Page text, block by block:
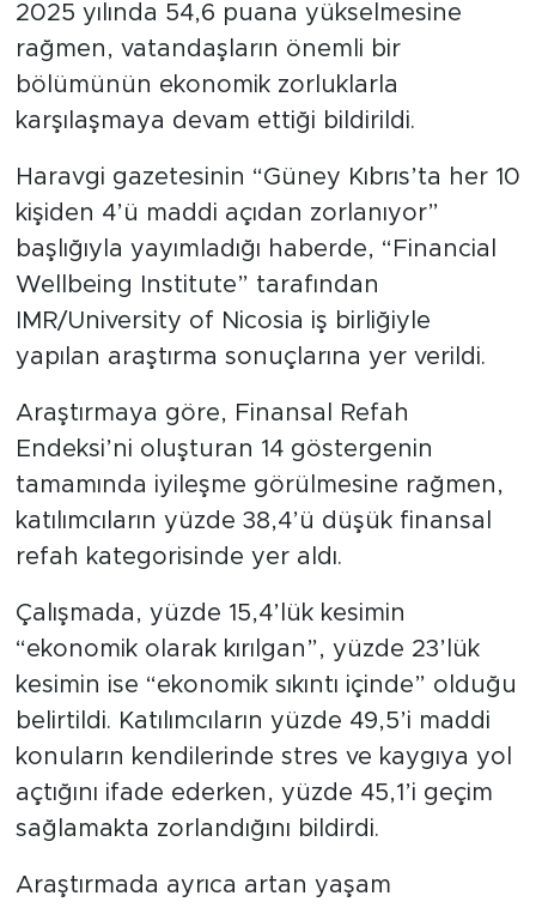
2025 yılında 54,6 puana yükselmesine
rağmen, vatandaşların önemli bir
bölümünün ekonomik zorluklarla
karşılaşmaya devam ettiği bildirildi.
Haravgi gazetesinin “Güney Kıbrıs’ta her 10
kişiden 4’ü maddi açıdan zorlanıyor”
başlığıyla yayımladığı haberde, “Financial
Wellbeing Institute” tarafından
IMR/University of Nicosia iş birliğiyle
yapılan araştırma sonuçlarına yer verildi.
Araştırmaya göre, Finansal Refah
Endeksi’ni oluşturan 14 göstergenin
tamamında iyileşme görülmesine rağmen,
katılımcıların yüzde 38,4’ü düşük finansal
refah kategorisinde yer aldı.
Çalışmada, yüzde 15,4’lük kesimin
“ekonomik olarak kırılgan”, yüzde 23’lük
kesimin ise “ekonomik sıkıntı içinde” olduğu
belirtildi. Katılımcıların yüzde 49,5’i maddi
konuların kendilerinde stres ve kaygıya yol
açtığını ifade ederken, yüzde 45,1’i geçim
sağlamakta zorlandığını bildirdi.
Araştırmada ayrıca artan yaşam